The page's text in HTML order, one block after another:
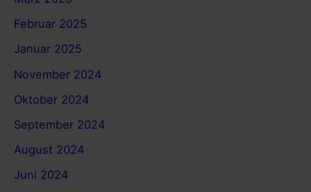
Februar 2025
Januar 2025
November 2024
Oktober 2024
September 2024
August 2024
Juni 2024